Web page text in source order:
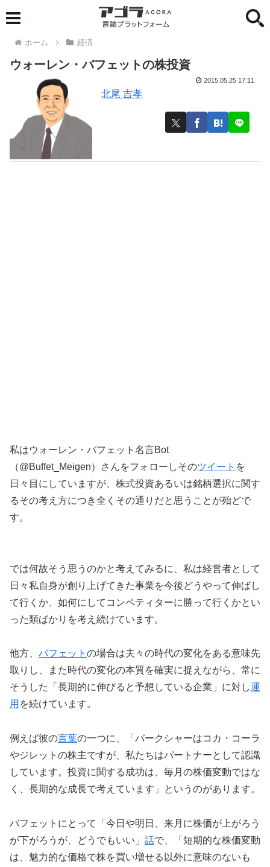
ホーム 経済
ウォーレン・バフェットの株投資
北尾 吉孝
2015.05.25 17:11
私はウォーレン・バフェット名言Bot
（@Buffet_Meigen）さんをフォローしそのツイート を
日々目にしていますが、株式投資あるいは銘柄選択に関す
るその考え方につき全くその通りだと思うことが殆どで
す。
では何故そう思うのかと考えてみるに、私は経営者として
日々私自身が創り上げてきた事業を今後どうやって伸ばし
て行くか、如何にしてコンペティターに勝って行くかとい
った類ばかりを考え続けています。
他方、 バフェット の場合は夫々の時代の変化をある意味先
取りし、また時代の変化の本質を確実に捉えながら、常に
そうした「長期的に伸びると予想している企業」に対し運
用 を続けています。
例えば彼の言葉の一つに、「バークシャーはコカ・コーラ
やジレットの株主ですが、私たちはパートナーとして認識
しています。投資に関する成功は、毎月の株価変動ではな
く、長期的な成長で考えています」というのがあります。
バフェットにとって「今日や明日、来月に株価が上がろう
が下がろうが、どうでもいい」 話で、「短期的な株価変動
は、魅力的な価格で株を買い増せる以外に意味のないも